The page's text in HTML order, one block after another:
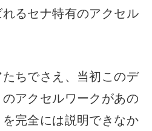
るセナ特有のアクセル
ちでさえ、当初このデ
アクセルワークがあの
完全には説明できなか